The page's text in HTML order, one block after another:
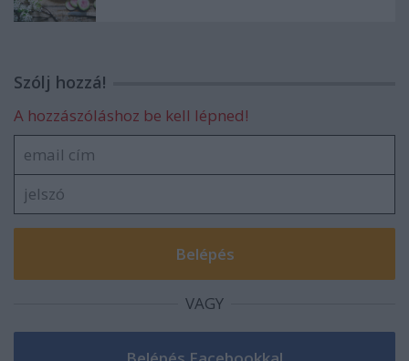
Szólj hozzá!
A hozzászóláshoz be kell lépned!
VAGY